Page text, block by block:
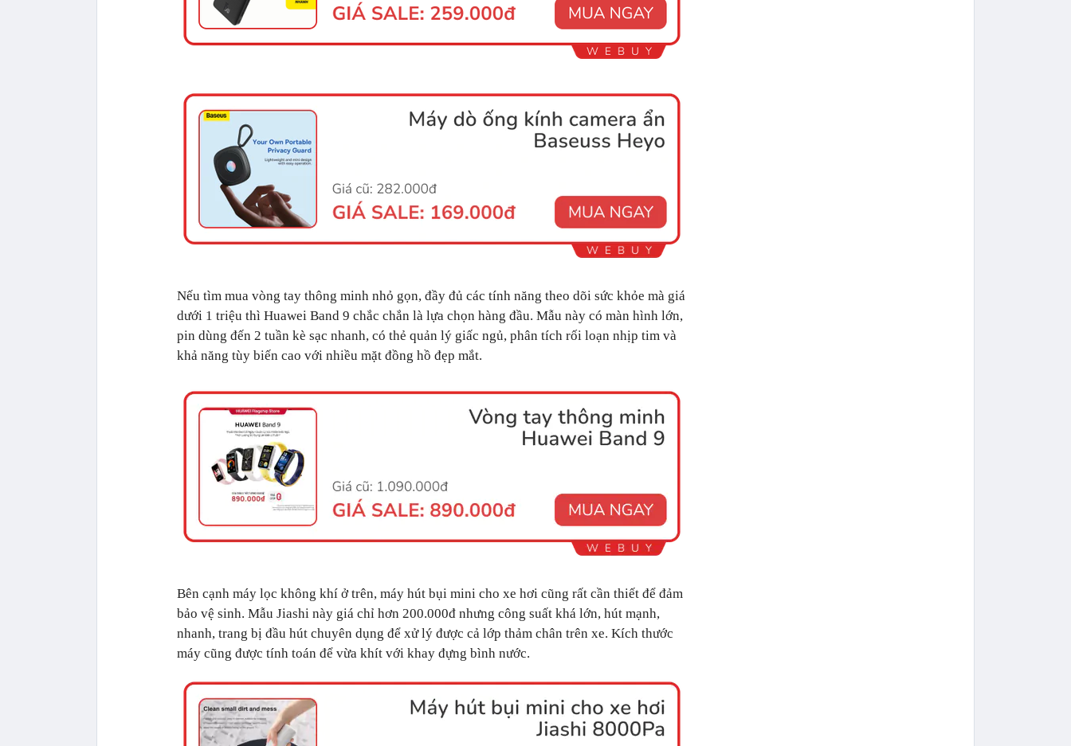
Nếu tìm mua vòng tay thông minh nhỏ gọn, đầy đủ các tính năng theo dõi sức khỏe mà giá
dưới 1 triệu thì Huawei Band 9 chắc chắn là lựa chọn hàng đầu. Mẫu này có màn hình lớn,
pin dùng đến 2 tuần kè sạc nhanh, có thẻ quản lý giấc ngủ, phân tích rối loạn nhịp tim và
khả năng tùy biến cao với nhiều mặt đồng hồ đẹp mắt.
Bên cạnh máy lọc không khí ở trên, máy hút bụi mini cho xe hơi cũng rất cần thiết để đảm
bảo vệ sinh. Mẫu Jiashi này giá chỉ hơn 200.000đ nhưng công suất khá lớn, hút mạnh,
nhanh, trang bị đầu hút chuyên dụng để xử lý được cả lớp thảm chân trên xe. Kích thước
máy cũng được tính toán để vừa khít với khay đựng bình nước.